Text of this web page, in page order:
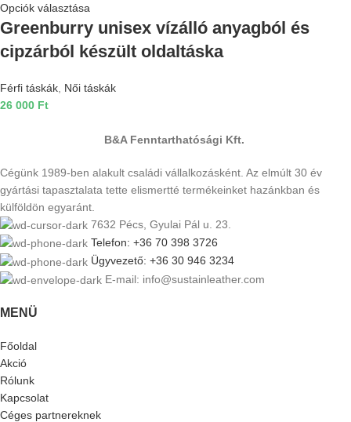
Opciók választása
Greenburry unisex vízálló anyagból és
cipzárból készült oldaltáska
Férfi táskák Női táskák
26 000 Ft
B&A Fenntarthatósági Kft.
Cégünk 1989-ben alakult családi vállalkozásként. Az elmúlt 30 év
gyártási tapasztalata tette elismertté termékeinket hazánkban és
külföldön egyaránt.
7632 Pécs, Gyulai Pál u. 23.
Telefon: +36 70 398 3726
Ügyvezető: +36 30 946 3234
E-mail: info@sustainleather.com
MENÜ
Főoldal
Akció
Rólunk
Kapcsolat
Céges partnereknek